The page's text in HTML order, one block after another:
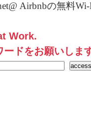
Airbnbの無料
Work.
ードをお願いしま